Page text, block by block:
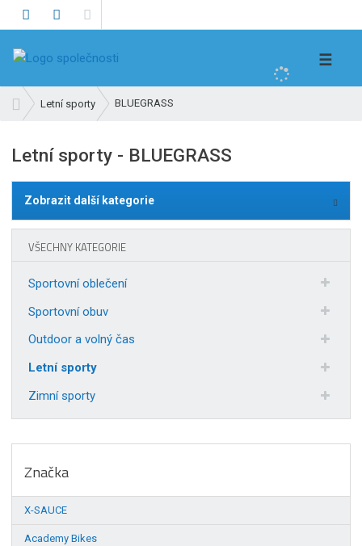
d
a
☰
v
d
t
Letní sporty BLUEGRASS
Letní sporty - BLUEGRASS
Zobrazit další kategorie
VŠECHNY KATEGORIE
Sportovní oblečení
Sportovní obuv
Outdoor a volný čas
Letní sporty
Zimní sporty
Značka
X-SAUCE
Academy Bikes